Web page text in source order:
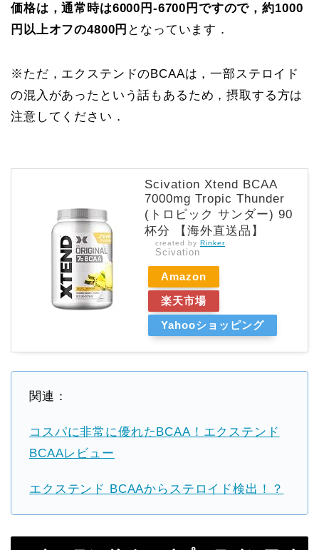
価格は，通常時は6000円-6700円ですので，約1000
円以上オフの4800円 となっています．
※ただ，エクステンドのBCAAは，一部ステロイド
の混入があったという話もあるため，摂取する方は
注意してください．
Scivation Xtend BCAA
7000mg Tropic Thunder
(トロピック サンダー) 90
杯分 【海外直送品】
created by Rinker
Scivation
Amazon
楽天市場
Yahooショッピング
関連：
コスパに非常に優れたBCAA！エクステンド
BCAAレビュー
エクステンド BCAAからステロイド検出！？